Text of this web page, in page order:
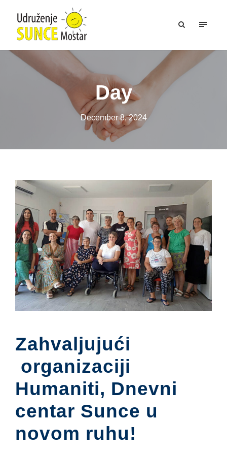
Day
December 8, 2024
Zahvaljujući
organizaciji
Humaniti, Dnevni
centar Sunce u
novom ruhu!